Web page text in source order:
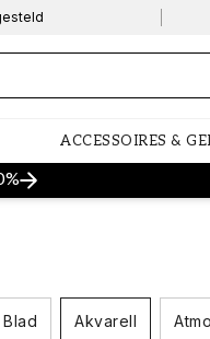
ACCESSOIRES &
Akvarell